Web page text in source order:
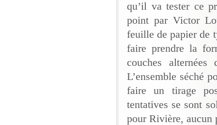
qu’il va tester ce
point par Victor
feuille de papier de
faire prendre la
couches
L’ensemble séché
faire un tirage
tentatives se sont
pour Rivière, aucun